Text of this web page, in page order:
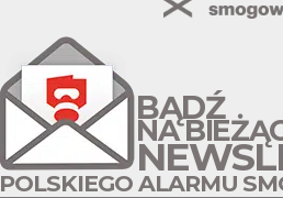
BĄDŹ
NA
POLSKIEGO ALARMU